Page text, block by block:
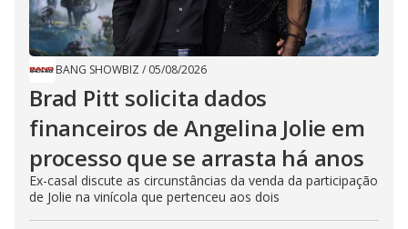
BANG SHOWBIZ / 05/08/2026
Brad Pitt solicita dados
financeiros de Angelina Jolie em
processo que se arrasta há anos
Ex-casal discute as circunstâncias da venda da participação
de Jolie na vinícola que pertenceu aos dois